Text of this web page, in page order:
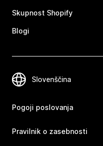
Skupnost Shopify
Blogi
Pogoji poslovanja
Pravilnik o zasebnosti